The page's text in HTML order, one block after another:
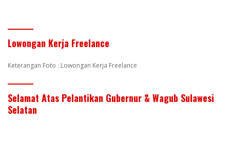
Lowongan Kerja Freelance
Keterangan Foto : Lowongan Kerja Freelance
Selamat Atas Pelantikan Gubernur & Wagub Sulawesi
Selatan